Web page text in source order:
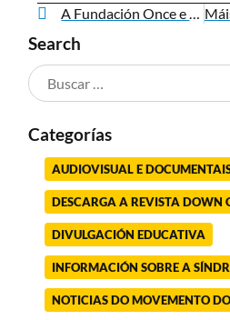
A Fundación Once e o Fondo Social Europeo colaboran co programa “Emprego con apoio” de Down Galicia
Search
Categorías
AUDIOVISUAL E
DESCARGA A REVISTA DOWN
DIVULGACIÓN EDUCATIVA
INFORMACIÓN SOBRE A
NOTICIAS DO MOVEMENTO